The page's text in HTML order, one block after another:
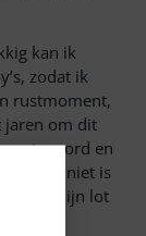
kan ik
zodat ik
rustmoment,
jaren om dit
woord en
steeds niet is
dat ik mijn lot